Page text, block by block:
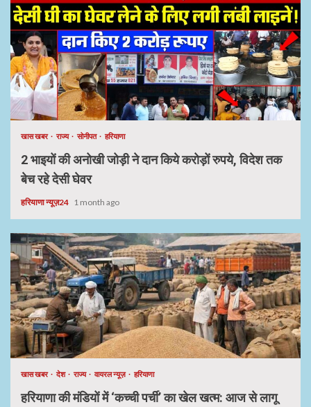
खास खबर राज्य सोनीपत हरियाणा
2 भाइयों की अनोखी जोड़ी ने दान किये करोड़ों रुपये, विदेश तक
बेच रहे देसी घेवर
हरियाणा न्यूज़24 1 month ago
खास खबर देश राज्य वायरल न्यूज़ हरियाणा
हरियाणा की मंडियों में ‘कच्ची पर्ची’ का खेल खत्म: आज से लागू